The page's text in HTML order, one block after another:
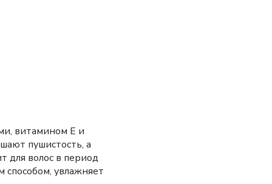
витамином Е и
пушистость, а
для волос в период
способом, увлажняет